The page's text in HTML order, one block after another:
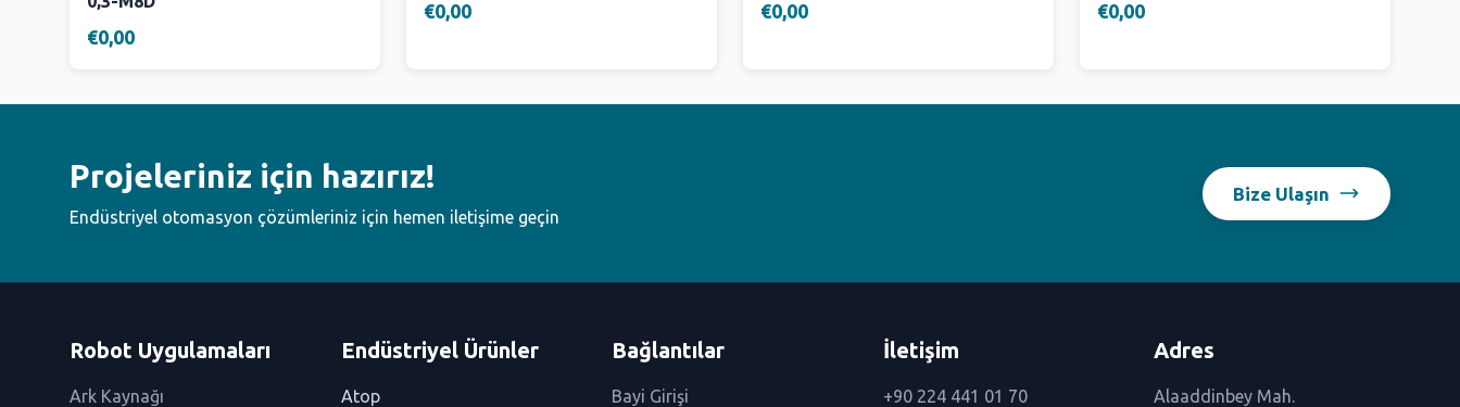
€0,00
€0,00 €0,00 €0,00
Projeleriniz için hazırız!
Endüstriyel otomasyon çözümleriniz için hemen iletişime geçin
Bize Ulaşın
Robot Uygulamaları
Ark Kaynağı
Endüstriyel Ürünler
Atop
Bağlantılar
Bayi Girişi
İletişim
+90 224 441 01 70
Adres
Alaaddinbey Mah.